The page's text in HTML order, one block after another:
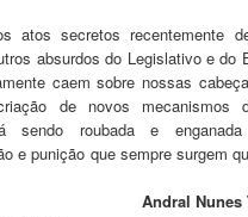
atos secretos recentemente
absurdos do Legislativo e do
caem sobre nossas
de novos mecanismos
sendo roubada e
e punição que sempre surgem
Andral Nunes